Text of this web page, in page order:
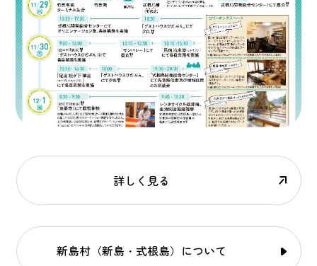
詳しく見る
新島村（新島・式根島）について